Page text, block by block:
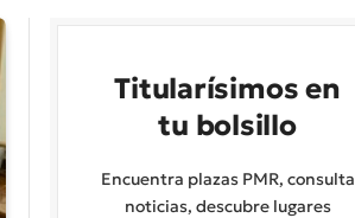
Titularísimos en
tu bolsillo
Encuentra plazas PMR, consulta
noticias, descubre lugares